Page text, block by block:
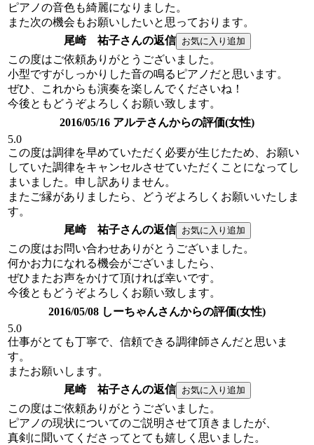
ピアノの音色も綺麗になりました。
また次の機会もお願いしたいと思っております。
尾崎 祐子さんの返信
この度はご依頼ありがとうございました。
小型ですがしっかりした音の鳴るピアノだと思います。
ぜひ、これからも演奏を楽しんでくださいね！
今後ともどうぞよろしくお願い致します。
2016/05/16 アルテさんからの評価(女性)
5.0
この度は調律を早めていただく必要が生じたため、お願い
していた調律をキャンセルさせていただくことになってし
まいました。申し訳ありません。
またご縁がありましたら、どうぞよろしくお願いいたしま
す。
尾崎 祐子さんの返信
この度はお問い合わせありがとうございました。
何かお力になれる機会がございましたら、
ぜひまたお声をかけて頂ければ幸いです。
今後ともどうぞよろしくお願い致します。
2016/05/08 しーちゃんさんからの評価(女性)
5.0
仕事がとても丁寧で、信頼できる調律師さんだと思いま
す。
またお願いします。
尾崎 祐子さんの返信
この度はご依頼ありがとうございました。
ピアノの現状についてのご説明させて頂きましたが、
真剣に聞いてくださってとても嬉しく思いました。